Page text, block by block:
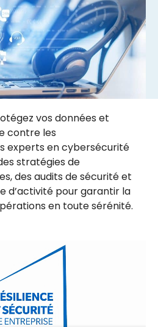
vos données et
contre les
experts en cybersécurité
stratégies de
des audits de sécurité et
d’activité pour garantir la
en toute sérénité.